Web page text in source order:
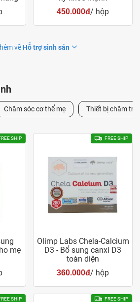
450.000đ/ hộp
về Hỗ trợ sinh sản
Chăm sóc cơ thể mẹ Thiết bị chăm trẻ
SHIP
mẹ
FREE SHIP
Olimp Labs Chela-Calcium
D3 - Bổ sung canxi D3
toàn diện
360.000đ/ hộp
SHIP FREE SHIP